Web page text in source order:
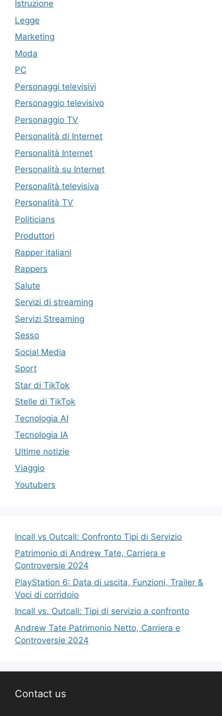
Istruzione
Legge
Marketing
Moda
PC
Personaggi televisivi
Personaggio televisivo
Personaggio TV
Personalità di Internet
Personalità Internet
Personalità su Internet
Personalità televisiva
Personalità TV
Politicians
Produttori
Rapper italiani
Rappers
Salute
Servizi di streaming
Servizi Streaming
Sesso
Social Media
Sport
Star di TikTok
Stelle di TikTok
Tecnologia AI
Tecnologia IA
Ultime notizie
Viaggio
Youtubers
Incall vs Outcall: Confronto Tipi di Servizio
Patrimonio di Andrew Tate, Carriera e
Controversie 2024
PlayStation 6: Data di uscita, Funzioni, Trailer &
Voci di corridoio
Incall vs. Outcall: Tipi di servizio a confronto
Andrew Tate Patrimonio Netto, Carriera e
Controversie 2024
Contact us